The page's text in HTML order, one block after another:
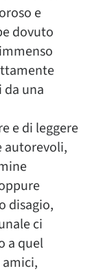
e
dovuto
una
e di leggere
autorevoli,
disagio,
ci
a quel